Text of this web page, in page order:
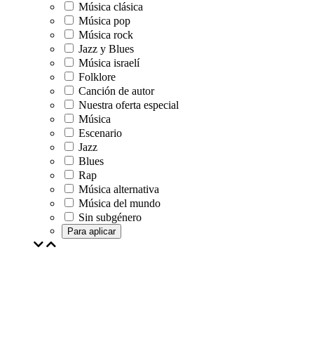
Música clásica
Música pop
Música rock
Jazz y Blues
Música israelí
Folklore
Canción de autor
Nuestra oferta especial
Música
Escenario
Jazz
Blues
Rap
Música alternativa
Música del mundo
Sin subgénero
Para aplicar